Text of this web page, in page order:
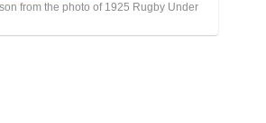
from the photo of 1925 Rugby Under